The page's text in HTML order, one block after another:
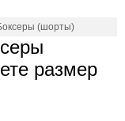
(шорты)
размер